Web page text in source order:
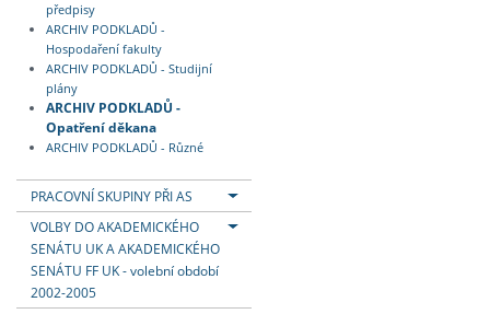
předpisy
ARCHIV PODKLADŮ -
Hospodaření fakulty
ARCHIV PODKLADŮ - Studijní
plány
ARCHIV PODKLADŮ -
Opatření děkana
ARCHIV PODKLADŮ - Různé
PRACOVNÍ SKUPINY PŘI AS
VOLBY DO AKADEMICKÉHO
SENÁTU UK A AKADEMICKÉHO
SENÁTU FF UK - volební období
2002-2005